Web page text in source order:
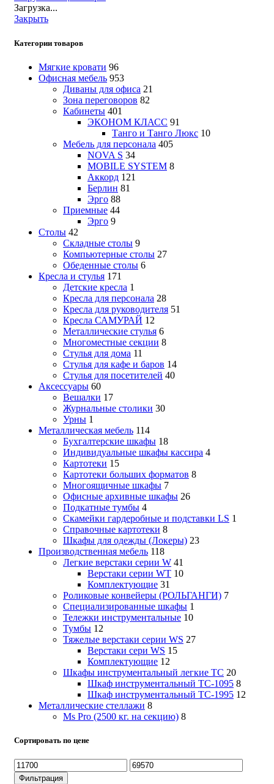
Закрыть
Категории товаров
Мягкие кровати 96
Офисная мебель 953
Диваны для офиса 21
Зона переговоров 82
Кабинеты 401
ЭКОНОМ КЛАСС 91
Танго и Танго Люкс 10
Мебель для персонала 405
NOVA S 34
MOBILE SYSTEM 8
Аккорд 121
Берлин 81
Эрго 88
Приемные 44
Эрго 9
Столы 42
Складные столы 9
Компьютерные столы 27
Обеденные столы 6
Кресла и стулья 171
Детские кресла 1
Кресла для персонала 28
Кресла для руководителя 51
Кресла САМУРАЙ 12
Металлические стулья 6
Многоместные секции 8
Стулья для дома 11
Стулья для кафе и баров 14
Стулья для посетителей 40
Аксессуары 60
Вешалки 17
Журнальные столики 30
Урны 1
Металлическая мебель 114
Бухгалтерские шкафы 18
Индивидуальные шкафы кассира 4
Картотеки 15
Картотеки больших форматов 8
Многоящичные шкафы 7
Офисные архивные шкафы 26
Подкатные тумбы 4
Скамейки гардеробные и подставки LS 1
Справочные картотеки 8
Шкафы для одежды (Локеры) 23
Производственная мебель 118
Легкие верстаки серии W 41
Верстаки серии WT 10
Комплектующие 31
Роликовые конвейеры (РОЛЬГАНГИ) 7
Специализированные шкафы 1
Тележки инструментальные 10
Тумбы 12
Тяжелые верстаки серии WS 27
Верстаки сери WS 15
Комплектующие 12
Шкафы инструментальный легкие ТС 20
Шкаф инструментальный TC-1095 8
Шкаф инструментальный TC-1995 12
Металлические стеллажи 8
Ms Pro (2500 кг. на секцию) 8
Сортировать по цене
Минимальная
цена
Максимальная
цена
Фильтрация
Загрузка...